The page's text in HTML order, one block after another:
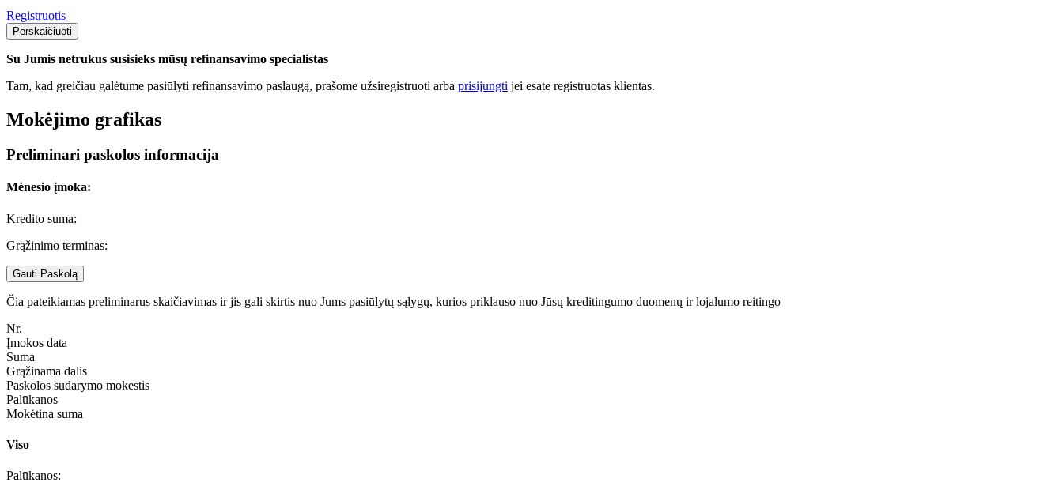
Registruotis
Perskaičiuoti
Su Jumis netrukus susisieks mūsų refinansavimo specialistas
Tam, kad greičiau galėtume pasiūlyti refinansavimo paslaugą, prašome užsiregistruoti arba prisijungti jei esate registruotas klientas.
Mokėjimo grafikas
Preliminari paskolos informacija
Mėnesio įmoka:
Kredito suma:
Grąžinimo terminas:
Gauti Paskolą
Čia pateikiamas preliminarus skaičiavimas ir jis gali skirtis nuo Jums pasiūlytų sąlygų, kurios priklauso nuo Jūsų kreditingumo duomenų ir lojalumo reitingo
Nr.
Įmokos data
Suma
Grąžinama dalis
Paskolos sudarymo mokestis
Palūkanos
Mokėtina suma
Viso
Palūkanos: